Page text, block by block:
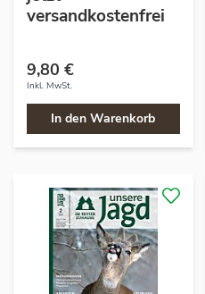
versandkostenfrei
9,80 €
Inkl. MwSt.
In den Warenkorb